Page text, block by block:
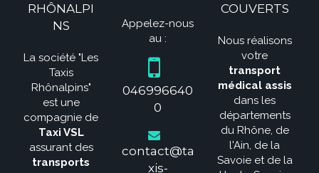
RHÔNALPI
NS
La société "Les
Taxis
Rhônalpins"
est une
compagnie de
Taxi VSL
assurant des
transports
Appelez-nous
au :
046996640
0
contact@ta
xis-
COUVERTS
Nous réalisons
votre
transport
médical assis
dans les
départements
du Rhône, de
l'Ain, de la
Savoie et de la